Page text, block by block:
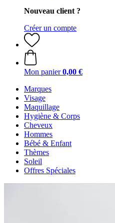
Nouveau client ?
Créer un compte
Mon panier 0,00 €
Marques
Visage
Maquillage
Hygiène & Corps
Cheveux
Hommes
Bébé & Enfant
Thèmes
Soleil
Offres Spéciales